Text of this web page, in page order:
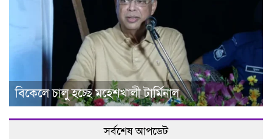
বিকেলে চালু হচ্ছে মহেশখালী টার্মিনাল
সর্বশেষ আপডেট